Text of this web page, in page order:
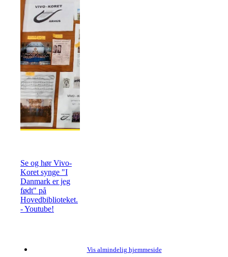
Se og hør Vivo-
Koret synge "I
Danmark er jeg
født" på
Hovedbiblioteket.
- Youtube!
Vis almindelig hjemmeside